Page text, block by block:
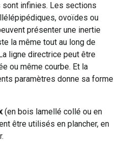
infinies. Les sections
ovoïdes ou
présenter une inertie
la même tout au long de
ligne directrice peut être
ou même courbe. Et la
paramètres donne sa forme
(en bois lamellé collé ou en
être utilisés en plancher, en